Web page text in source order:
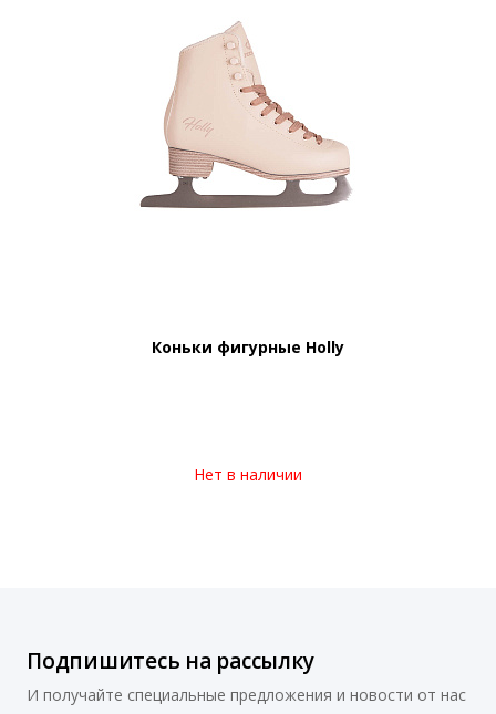
Коньки фигурные Holly
Нет в наличии
Подпишитесь на рассылку
И получайте специальные предложения и новости от нас